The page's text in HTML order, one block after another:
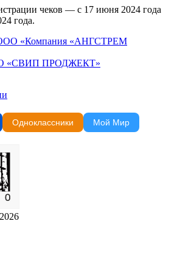
чеков — с 17 июня 2024 года
года.
«Компания «АНГСТРЕМ
«СВИП ПРОДЖЕКТ»
Одноклассники Мой Мир